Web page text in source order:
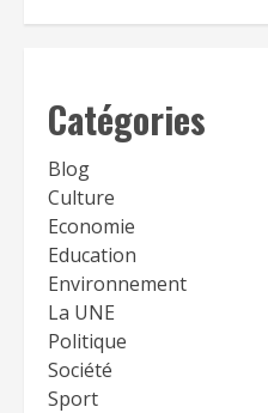
Catégories
Blog
Culture
Economie
Education
Environnement
La UNE
Politique
Société
Sport